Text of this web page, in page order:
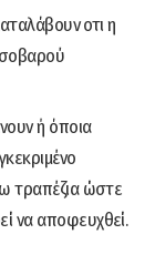
οτι η
σοβαρού
ή όποια
τραπέζια ώστε
να αποφευχθεί.